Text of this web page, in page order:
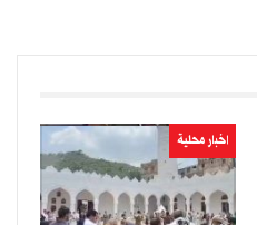
اخبار محلية